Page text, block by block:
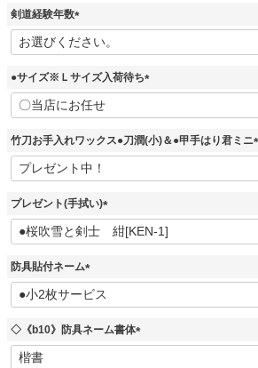
)
剣道経験年数
(
必
)
●サイズ※Ｌサイズ入荷待ち
(
)
竹刀お手入れワックス●刀潤(小)＆●甲手はり君ミニ
(
プレゼント(手拭い)
(
必
防具貼付ネーム
(
必
)
◇《b10》防具ネーム書体
(